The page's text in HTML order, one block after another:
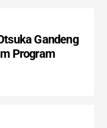
Gandeng
Program